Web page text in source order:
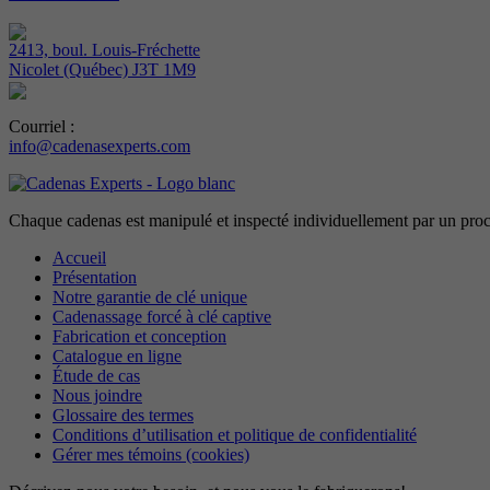
2413, boul. Louis-Fréchette
Nicolet (Québec) J3T 1M9
Courriel :
info@cadenasexperts.com
Chaque cadenas est manipulé et inspecté individuellement par un
Accueil
Présentation
Notre garantie de clé unique
Cadenassage forcé à clé captive
Fabrication et conception
Catalogue en ligne
Étude de cas
Nous joindre
Glossaire des termes
Conditions d’utilisation et politique de confidentialité
Gérer mes témoins (cookies)